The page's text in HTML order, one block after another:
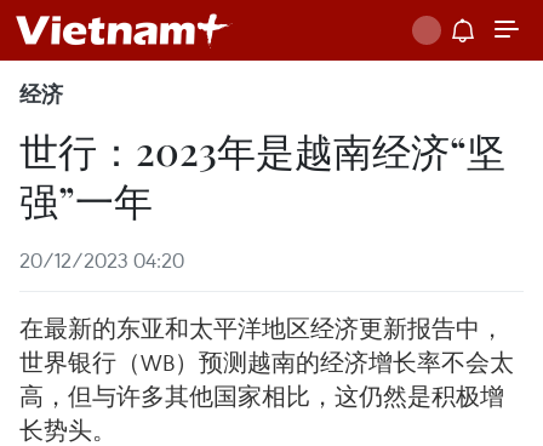
经济
世行：2023年是越南经济“坚
强”一年
20/12/2023 04:20
在最新的东亚和太平洋地区经济更新报告中，
世界银行（WB）预测越南的经济增长率不会太
高，但与许多其他国家相比，这仍然是积极增
长势头。